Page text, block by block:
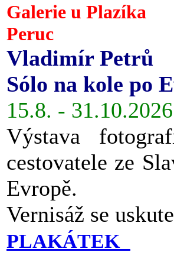
Galerie u Plazíka
Peruc
Vladimír Petrů
Sólo na kole po
15.8. - 31.10.2026
Výstava
cestovatele ze
Evropě.
Vernisáž se
PLAKÁTEK